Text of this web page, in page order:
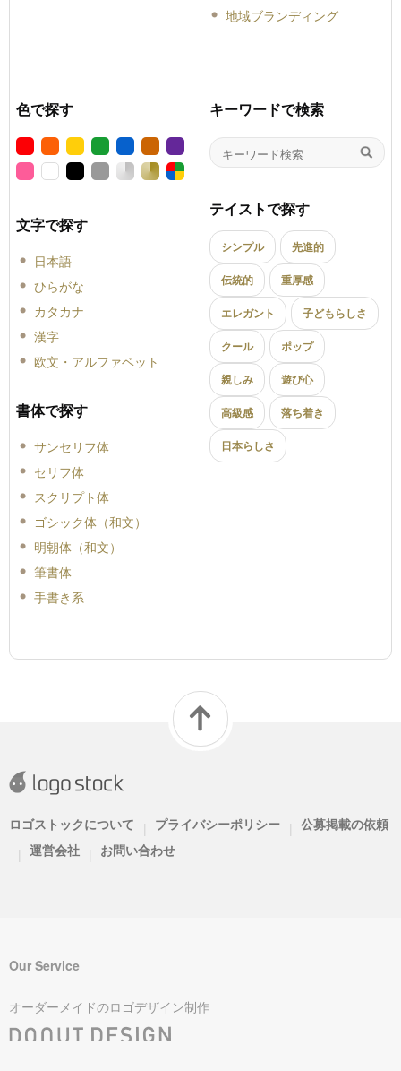
地域ブランディング
色で探す
文字で探す
日本語
ひらがな
カタカナ
漢字
欧文・アルファベット
書体で探す
サンセリフ体
セリフ体
スクリプト体
ゴシック体（和文）
明朝体（和文）
筆書体
手書き系
キーワードで検索
テイストで探す
シンプル 先進的
伝統的 重厚感
エレガント 子どもらしさ
クール ポップ
親しみ 遊び心
高級感 落ち着き
日本らしさ
ロゴストックについて | プライバシーポリシー | 公募掲載の依頼
| 運営会社 | お問い合わせ
Our Service
オーダーメイドのロゴデザイン制作